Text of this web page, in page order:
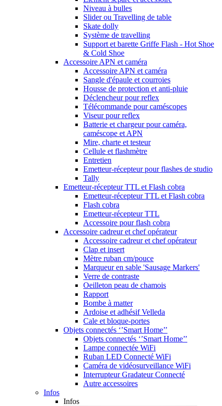
Niveau à bulles
Slider ou Travelling de table
Skate dolly
Système de travelling
Support et barette Griffe Flash - Hot Shoe
& Cold Shoe
Accessoire APN et caméra
Accessoire APN et caméra
Sangle d'épaule et courroies
Housse de protection et anti-pluie
Déclencheur pour reflex
Télécommande pour caméscopes
Viseur pour reflex
Batterie et chargeur pour caméra,
caméscope et APN
Mire, charte et testeur
Cellule et flashmètre
Entretien
Emetteur-récepteur pour flashes de studio
Tally
Emetteur-récepteur TTL et Flash cobra
Emetteur-récepteur TTL et Flash cobra
Flash cobra
Emetteur-récepteur TTL
Accessoire pour flash cobra
Accessoire cadreur et chef opérateur
Accessoire cadreur et chef opérateur
Clap et insert
Mètre ruban cm/pouce
Marqueur en sable 'Sausage Markers'
Verre de contraste
Oeilleton peau de chamois
Rapport
Bombe à matter
Ardoise et adhésif Velleda
Cale et bloque-portes
Objets connectés ‘’Smart Home’’
Objets connectés ‘’Smart Home’’
Lampe connectée WiFi
Ruban LED Connecté WiFi
Caméra de vidéosurveillance WiFi
Interrupteur Gradateur Connecté
Autre accessoires
Infos
Infos